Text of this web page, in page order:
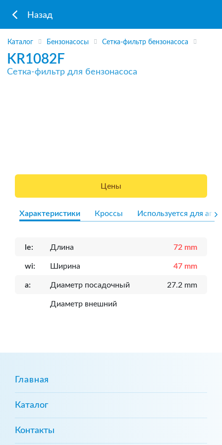
Назад
Каталог Бензонасосы Сетка-фильтр бензонасоса
KR1082F
Сетка-фильтр для бензонасоса
Цены
Характеристики Кроссы Используется для
le: Длина 72 mm
wi: Ширина 47 mm
a: Диаметр посадочный 27.2 mm
Диаметр внешний
Главная
Каталог
Контакты